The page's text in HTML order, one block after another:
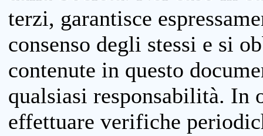
terzi, garantisce
consenso degli stessi e si
contenute in questo
qualsiasi responsabilità. In
effettuare verifiche